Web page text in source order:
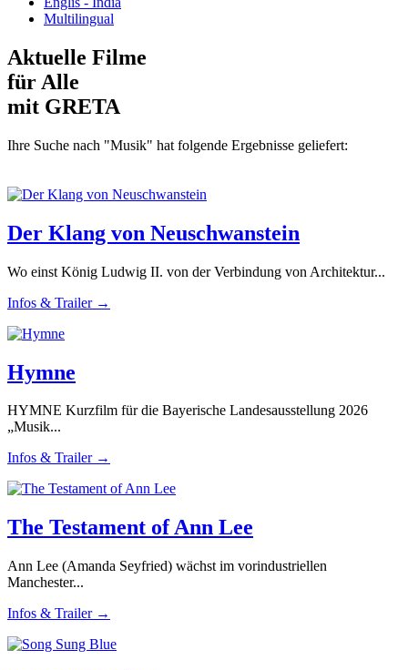
Multilingual
Aktuelle Filme
für Alle
mit GRETA
Ihre Suche nach "Musik" hat folgende Ergebnisse geliefert:
Der Klang von Neuschwanstein
Wo einst König Ludwig II. von der Verbindung von Architektur...
Infos & Trailer →
Hymne
HYMNE Kurzfilm für die Bayerische Landesausstellung 2026
„Musik...
Infos & Trailer →
The Testament of Ann Lee
Ann Lee (Amanda Seyfried) wächst im vorindustriellen
Manchester...
Infos & Trailer →